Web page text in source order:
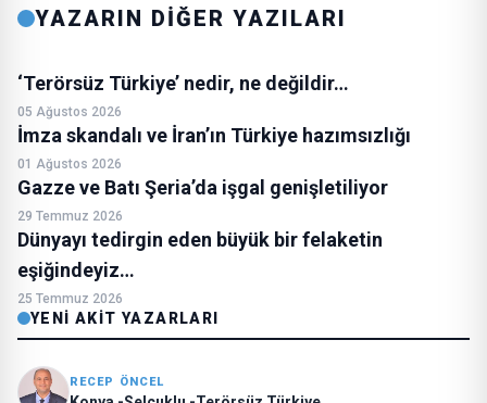
YAZARIN DİĞER YAZILARI
‘Terörsüz Türkiye’ nedir, ne değildir…
05 Ağustos 2026
İmza skandalı ve İran’ın Türkiye hazımsızlığı
01 Ağustos 2026
Gazze ve Batı Şeria’da işgal genişletiliyor
29 Temmuz 2026
Dünyayı tedirgin eden büyük bir felaketin
eşiğindeyiz…
25 Temmuz 2026
YENI AKIT YAZARLARI
RECEP ÖNCEL